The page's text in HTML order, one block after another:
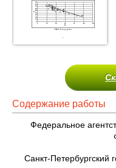
Содержание работы
Федеральное
Санкт-Петербургский